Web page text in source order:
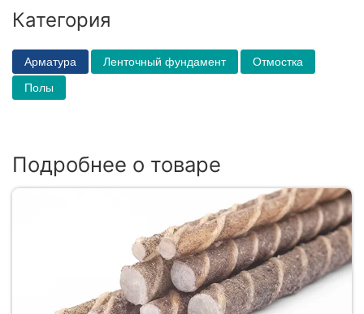
Категория
Арматура Ленточный фундамент Отмостка
Полы
Подробнее о товаре